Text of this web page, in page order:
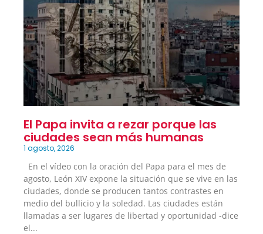
El Papa invita a rezar porque las
ciudades sean más humanas
1 agosto, 2026
En el vídeo con la oración del Papa para el mes de
agosto, León XIV expone la situación que se vive en las
ciudades, donde se producen tantos contrastes en
medio del bullicio y la soledad. Las ciudades están
llamadas a ser lugares de libertad y oportunidad -dice
el